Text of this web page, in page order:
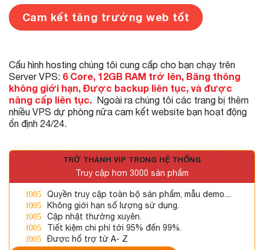
Cam kết tăng trưởng web tốt
Cấu hình hosting chúng tôi cung cấp cho bạn chạy trên
Server VPS: 6 Core, 12GB RAM trở lên, Băng thông
không giới hạn, Được backup liên tục, và được
nâng cấp liên tục. Ngoài ra chúng tôi các trang bị thêm
nhiều VPS dự phòng nữa cam kết website bạn hoạt động
ổn định 24/24.
TRỞ THÀNH VIP TRONG HỆ THỐNG
Truy cập hơn 3000 sản phẩm
Quyền truy cập toàn bộ sản phẩm, mẫu demo....
Không giới hạn số lượng sử dụng.
Cập nhật thường xuyên.
Tiết kiệm chi phí tới 95% đến 99%.
Được hổ trợ từ A- Z